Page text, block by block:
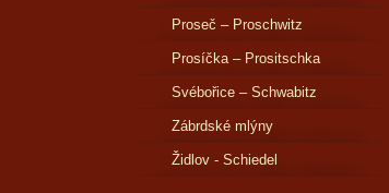
Proseč – Proschwitz
Prosíčka – Prositschka
Svébořice – Schwabitz
Zábrdské mlýny
Židlov - Schiedel